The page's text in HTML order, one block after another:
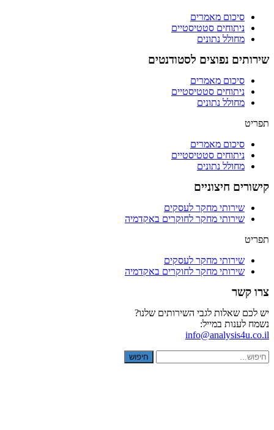
סיכום מאמרים
ניתוחים סטטיסטיים
מחולל נתונים
שירותים נפוצים לסטודנטים
סיכום מאמרים
ניתוחים סטטיסטיים
מחולל נתונים
תפריט
סיכום מאמרים
ניתוחים סטטיסטיים
מחולל נתונים
קישורים חיצוניים
שירותי מחקר לעסקים
שירותי מחקר לחוקרים באקדמיה
תפריט
שירותי מחקר לעסקים
שירותי מחקר לחוקרים באקדמיה
צרו קשר
יש לכם שאלות לגבי השירותים שלנו?
נשמח לענות במייל:
info@analysis4u.co.il
חיפוש